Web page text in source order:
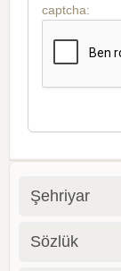
captcha:
Şehriyar
Sözlük